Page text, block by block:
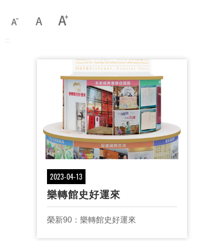
:::
2023-04-13
樂轉館史好運來
榮新90：樂轉館史好運來